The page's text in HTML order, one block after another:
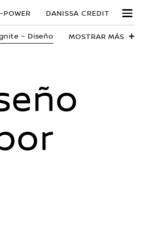
POWER DANISSA CREDIT
– Diseño MOSTRAR MÁS